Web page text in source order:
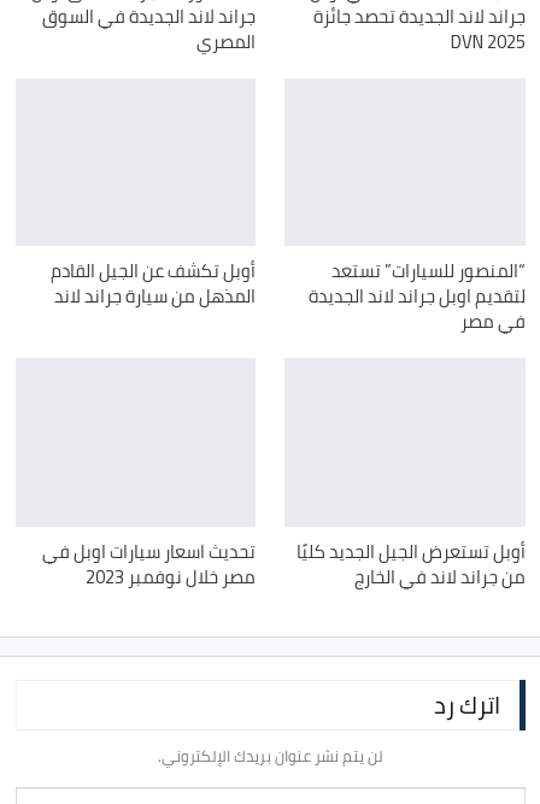
جراند لاند الجديدة تحصد جائزة
DVN 2025
جراند لاند الجديدة في السوق
المصري
“المنصور للسيارات” تستعد
لتقديم اوبل جراند لاند الجديدة
في مصر
أوبل تكشف عن الجيل القادم
المذهل من سيارة جراند لاند
أوبل تستعرض الجيل الجديد كليًا
من جراند لاند في الخارج
تحديث اسعار سيارات اوبل في
مصر خلال نوفمبر 2023
اترك رد
لن يتم نشر عنوان بريدك الإلكتروني.